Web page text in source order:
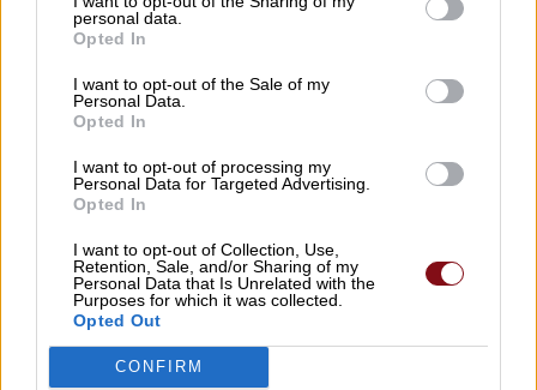
personal data.
Opted In
I want to opt-out of the Sale of my
Personal Data.
Opted In
I want to opt-out of processing my
Personal Data for Targeted Advertising.
Opted In
I want to opt-out of Collection, Use,
Retention, Sale, and/or Sharing of my
Personal Data that Is Unrelated with the
Purposes for which it was collected.
Opted Out
CONFIRM
Σύγκρουση ελικοπτέρων στη Ψάθα:
έρευνα στρέφεται πλέον κυρίως στο
ζήτημα του συντονισμού των
πτήσεων
06/08/2026 , 8:32